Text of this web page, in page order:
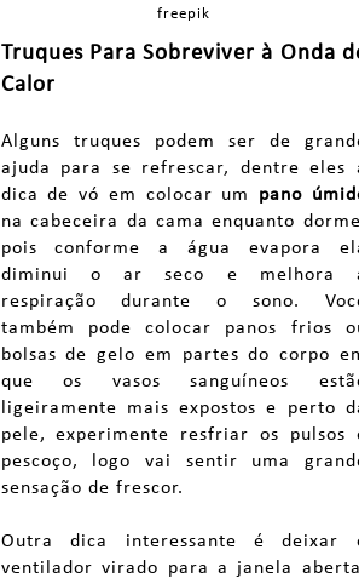
freepik
Truques Para Sobreviver à Onda
Calor
Alguns truques podem ser de
ajuda para se refrescar, dentre eles
dica de vó em colocar um pano
na cabeceira da cama enquanto
pois conforme a água evapora
diminui o ar seco e melhora
respiração durante o sono.
também pode colocar panos frios
bolsas de gelo em partes do corpo
que os vasos sanguíneos
ligeiramente mais expostos e perto
pele, experimente resfriar os pulsos
pescoço, logo vai sentir uma
sensação de frescor.
Outra dica interessante é deixar
ventilador virado para a janela